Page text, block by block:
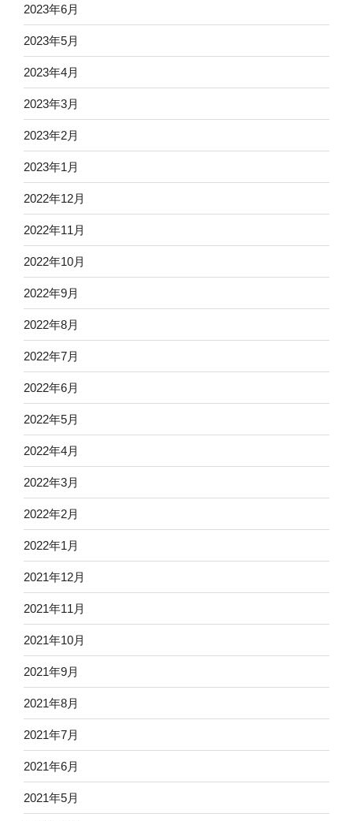
2023年6月
2023年5月
2023年4月
2023年3月
2023年2月
2023年1月
2022年12月
2022年11月
2022年10月
2022年9月
2022年8月
2022年7月
2022年6月
2022年5月
2022年4月
2022年3月
2022年2月
2022年1月
2021年12月
2021年11月
2021年10月
2021年9月
2021年8月
2021年7月
2021年6月
2021年5月